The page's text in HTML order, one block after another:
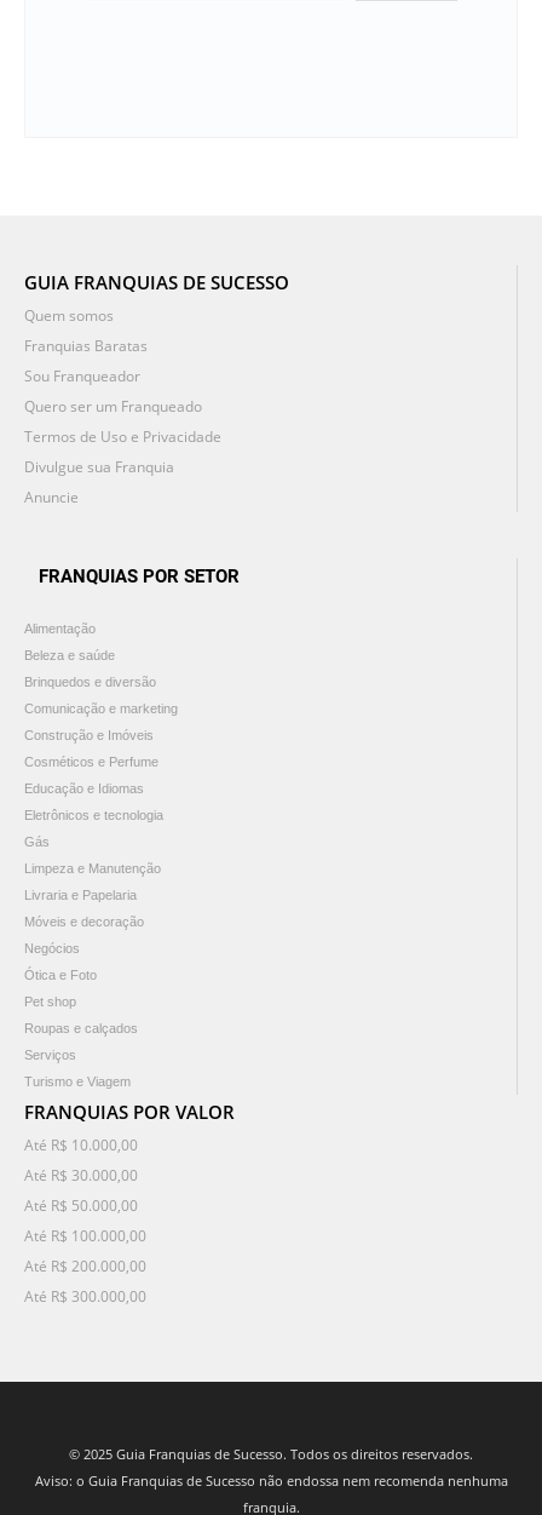
GUIA FRANQUIAS DE SUCESSO
Quem somos
Franquias Baratas
Sou Franqueador
Quero ser um Franqueado
Termos de Uso e Privacidade
Divulgue sua Franquia
Anuncie
FRANQUIAS POR SETOR
Alimentação
Beleza e saúde
Brinquedos e diversão
Comunicação e marketing
Construção e Imóveis
Cosméticos e Perfume
Educação e Idiomas
Eletrônicos e tecnologia
Gás
Limpeza e Manutenção
Livraria e Papelaria
Móveis e decoração
Negócios
Ótica e Foto
Pet shop
Roupas e calçados
Serviços
Turismo e Viagem
FRANQUIAS POR VALOR
Até R$ 10.000,00
Até R$ 30.000,00
Até R$ 50.000,00
Até R$ 100.000,00
Até R$ 200.000,00
Até R$ 300.000,00
© 2025 Guia Franquias de Sucesso. Todos os direitos reservados.
Aviso: o Guia Franquias de Sucesso não endossa nem recomenda nenhuma
franquia.